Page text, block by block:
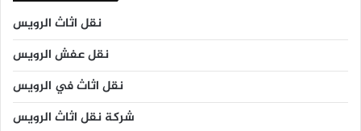
نقل اثاث الرويس
نقل عفش الرويس
نقل اثاث في الرويس
شركة نقل اثاث الرويس